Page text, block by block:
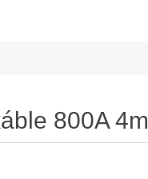
800A 4m